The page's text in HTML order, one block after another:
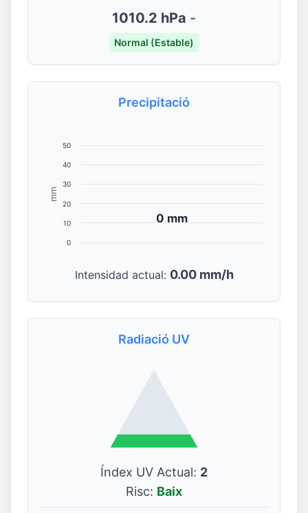
1010.2 hPa -
Normal (Estable)
Precipitació
mm
0 mm
0 mm
0
10
20
30
40
50
Intensidad actual: 0.00 mm/h
Radiació UV
Índex UV Actual: 2
Risc: Baix